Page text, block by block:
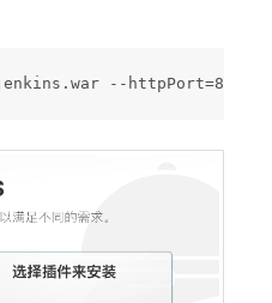
--httpPort=88080